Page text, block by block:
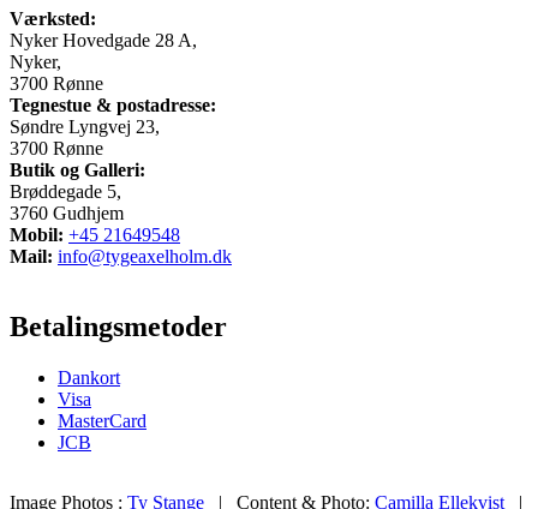
Værksted:
Nyker Hovedgade 28 A,
Nyker,
3700 Rønne
Tegnestue & postadresse:
Søndre Lyngvej 23,
3700 Rønne
Butik og Galleri:
Brøddegade 5,
3760 Gudhjem
Mobil: +45 21649548
Mail: info@tygeaxelholm.dk
Betalingsmetoder
Dankort
Visa
MasterCard
JCB
Image Photos : Ty Stange | Content & Photo: Camilla Ellekvist |